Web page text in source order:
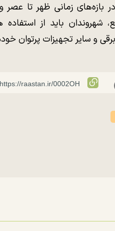
بازه‌های زمانی ظهر تا عصر
شهروندان باید از
و سایر تجهیزات پرتوان